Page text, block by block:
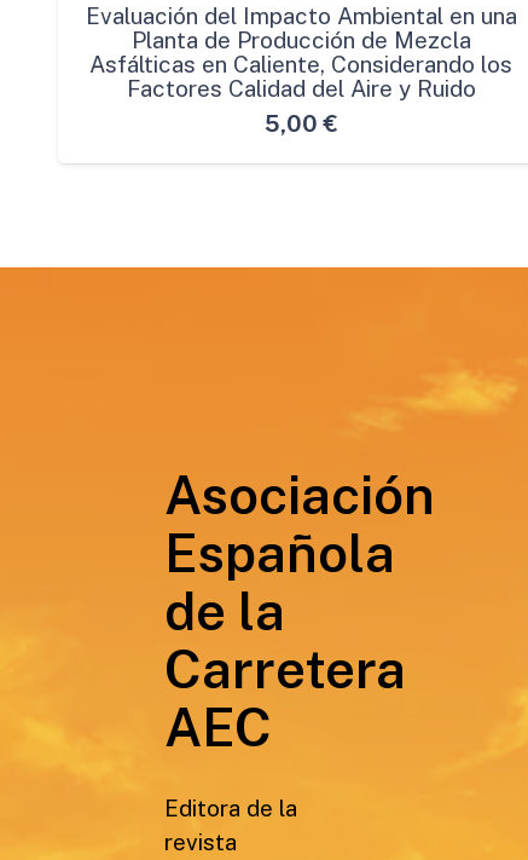
Evaluación del Impacto Ambiental en una
Planta de Producción de Mezcla
Asfálticas en Caliente, Considerando los
Factores Calidad del Aire y Ruido
5,00 €
Asociación
Española
de la
Carretera
AEC
Editora de la
revista